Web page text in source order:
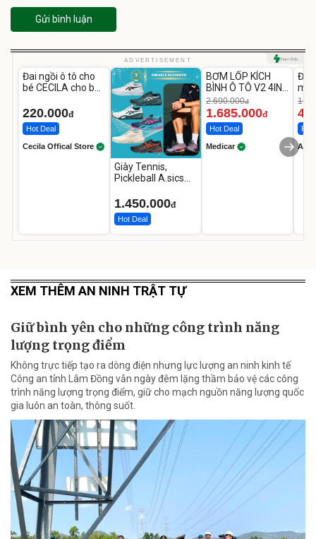
Gửi bình luận
ADVERTISEMENT
Đai ngồi ô tô cho
bé CECILA cho bé
220.000đ
Hot Deal
Cecila Offical Store
Giày Tennis,
Pickleball A.sics
Các Phối Màu
1.450.000đ
Hot Deal
-37%
BƠM LỐP KÍCH
BÌNH Ô TÔ V2 4IN1
Medicar
12.000mAh
2.690.000đ
1.685.000đ
Hot Deal
Medicar A
XEM THÊM AN NINH TRẬT TỰ
Giữ bình yên cho những công trình năng
lượng trọng điểm
Không trực tiếp tạo ra dòng điện nhưng lực lượng an ninh kinh tế
Công an tỉnh Lâm Đồng vẫn ngày đêm lặng thầm bảo vệ các công
trình năng lượng trọng điểm, giữ cho mạch nguồn năng lượng quốc
gia luôn an toàn, thông suốt.